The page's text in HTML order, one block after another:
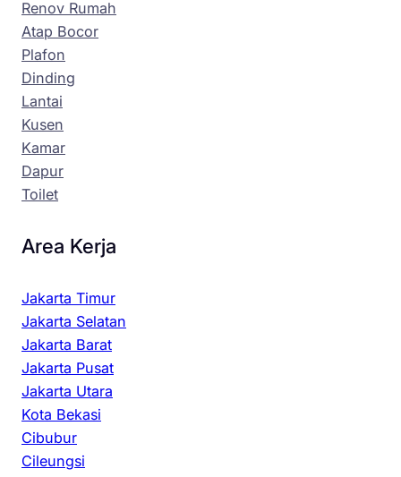
Renov Rumah
Atap Bocor
Plafon
Dinding
Lantai
Kusen
Kamar
Dapur
Toilet
Area Kerja
Jakarta Timur
Jakarta Selatan
Jakarta Barat
Jakarta Pusat
Jakarta Utara
Kota Bekasi
Cibubur
Cileungsi